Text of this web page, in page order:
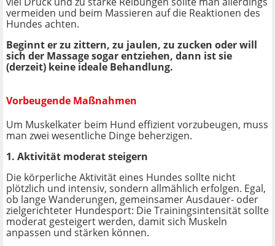
vermeiden und beim Massieren auf die Reaktionen des
Hundes achten.
Beginnt er zu zittern, zu jaulen, zu zucken oder will
sich der Massage sogar entziehen, dann ist sie
(derzeit) keine ideale Behandlung.
Vorbeugende Maßnahmen
Um Muskelkater beim Hund effizient vorzubeugen, muss
man zwei wesentliche Dinge beherzigen.
1. Aktivität moderat steigern
Die körperliche Aktivität eines Hundes sollte nicht
plötzlich und intensiv, sondern allmählich erfolgen. Egal,
ob lange Wanderungen, gemeinsamer Ausdauer- oder
zielgerichteter Hundesport: Die Trainingsintensität sollte
moderat gesteigert werden, damit sich Muskeln
anpassen und stärken können.